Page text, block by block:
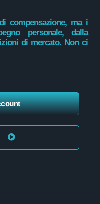
compensazione, ma i
personale, dalla
di mercato. Non ci